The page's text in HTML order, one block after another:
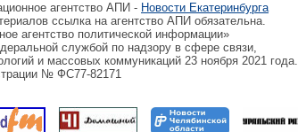
агентство АПИ - Новости Екатеринбурга
ссылка на агентство АПИ обязательна.
агентство политической информации»
службой по надзору в сфере связи,
и массовых коммуникаций 23 ноября 2021 года.
№ ФС77-82171